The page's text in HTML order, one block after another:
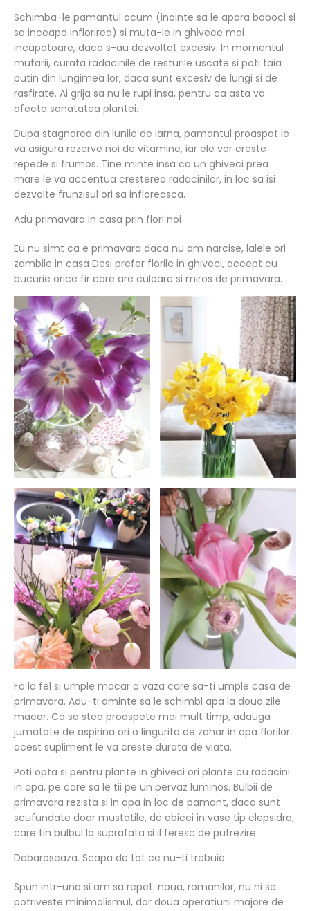
Schimba-le pamantul acum (inainte sa le apara boboci si
sa inceapa inflorirea) si muta-le in ghivece mai
incapatoare, daca s-au dezvoltat excesiv. In momentul
mutarii, curata radacinile de resturile uscate si poti taia
putin din lungimea lor, daca sunt excesiv de lungi si de
rasfirate. Ai grija sa nu le rupi insa, pentru ca asta va
afecta sanatatea plantei.
Dupa stagnarea din lunile de iarna, pamantul proaspat le
va asigura rezerve noi de vitamine, iar ele vor creste
repede si frumos. Tine minte insa ca un ghiveci prea
mare le va accentua cresterea radacinilor, in loc sa isi
dezvolte frunzisul ori sa infloreasca.
Adu primavara in casa prin flori noi
Eu nu simt ca e primavara daca nu am narcise, lalele ori
zambile in casa Desi prefer florile in ghiveci, accept cu
bucurie orice fir care are culoare si miros de primavara.
Fa la fel si umple macar o vaza care sa-ti umple casa de
primavara. Adu-ti aminte sa le schimbi apa la doua zile
macar. Ca sa stea proaspete mai mult timp, adauga
jumatate de aspirina ori o lingurita de zahar in apa florilor:
acest supliment le va creste durata de viata.
Poti opta si pentru plante in ghiveci ori plante cu radacini
in apa, pe care sa le tii pe un pervaz luminos. Bulbii de
primavara rezista si in apa in loc de pamant, daca sunt
scufundate doar mustatile, de obicei in vase tip clepsidra,
care tin bulbul la suprafata si il feresc de putrezire.
Debaraseaza. Scapa de tot ce nu-ti trebuie
Spun intr-una si am sa repet: noua, romanilor, nu ni se
potriveste minimalismul, dar doua operatiuni majore de